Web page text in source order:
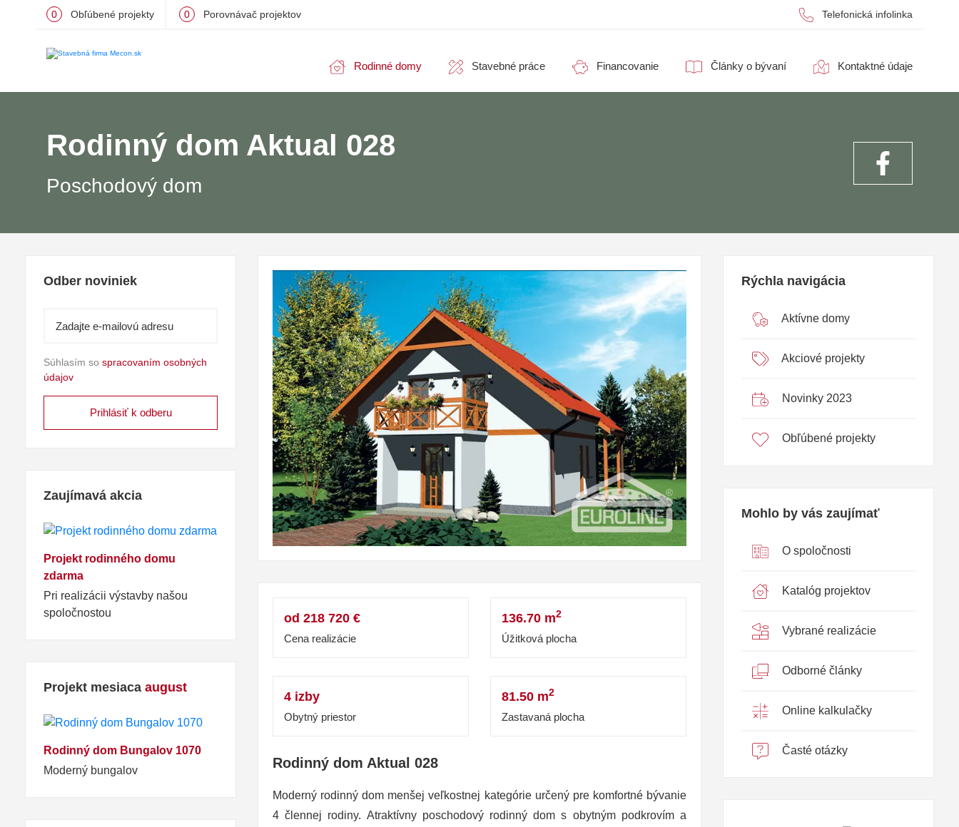
0 Obľúbené projekty 0 Porovnávač projektov Telefonická infolinka
Rodinné domy Stavebné práce Financovanie Články o bývaní Kontaktné údaje
Rodinný dom Aktual 028
Poschodový dom
Odber noviniek
Súhlasím so spracovaním osobných
údajov
Zaujímavá akcia
Projekt rodinného domu
zdarma
Pri realizácii výstavby našou
spoločnostou
Projekt mesiaca august
Rodinný dom Bungalov 1070
Moderný bungalov
od 218 720 €
Cena realizácie
136.70 m2
Úžitková plocha
4 izby
Obytný priestor
81.50 m2
Zastavaná plocha
Rodinný dom Aktual 028
Moderný rodinný dom menšej veľkostnej kategórie určený pre komfortné bývanie
4 člennej rodiny. Atraktívny poschodový rodinný dom s obytným podkrovím a
Rýchla navigácia
Aktívne domy
Akciové projekty
Novinky 2023
Obľúbené projekty
Mohlo by vás zaujímať
O spoločnosti
Katalóg projektov
Vybrané realizácie
Odborné články
Online kalkulačky
Časté otázky